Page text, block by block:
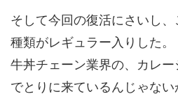
そして今回の復活にさいし
種類がレギュラー入りした。
牛丼チェーン業界の、カレ
でとりに来ているんじゃな